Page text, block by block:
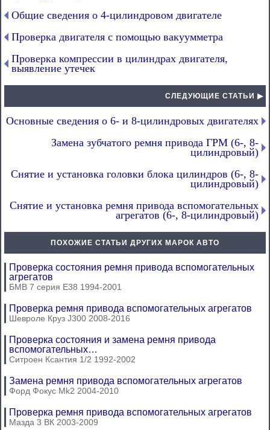
Общие сведения о 4-цилиндровом двигателе
Проверка двигателя с помощью вакуумметра
Проверка компрессии в цилиндрах двигателя,
выявление утечек
СЛЕДУЮЩИЕ СТАТЬИ ▶
Основные сведения о 6- и 8-цилиндровых двигателях
Замена зубчатого ремня привода ГРМ (6-, 8-
цилиндровый)
Снятие и установка головки блока цилиндров (6-, 8-
цилиндровый)
Снятие и установка ремня привода вспомогательных
агрегатов (6-, 8-цилиндровый)
ПОХОЖИЕ СТАТЬИ ДРУГИХ МАРОК АВТО
Проверка состояния ремня привода вспомогательных
агрегатов
БМВ 7 серия Е38 1994-2001
Проверка ремня привода вспомогательных агрегатов
Шевроле Круз J300 2008-2016
Проверка состояния и замена ремня привода
вспомогательных…
Ситроен Ксантия 1/2 1992-2002
Замена ремня привода вспомогательных агрегатов
Форд Фокус Mk2 2004-2010
Проверка ремня привода вспомогательных агрегатов
Мазда 3 ВК 2003-2009